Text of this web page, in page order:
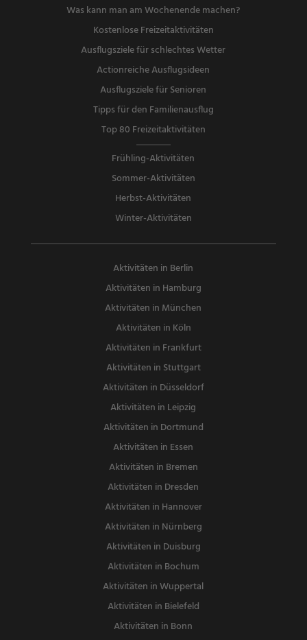
Was kann man am Wochenende machen?
Kostenlose Freizeitaktivitäten
Ausflugsziele für schlechtes Wetter
Actionreiche Ausflugsideen
Ausflugsziele für Senioren
Tipps für den Familienausflug
Top 80 Freizeitaktivitäten
Frühling-Aktivitäten
Sommer-Aktivitäten
Herbst-Aktivitäten
Winter-Aktivitäten
Aktivitäten in Berlin
Aktivitäten in Hamburg
Aktivitäten in München
Aktivitäten in Köln
Aktivitäten in Frankfurt
Aktivitäten in Stuttgart
Aktivitäten in Düsseldorf
Aktivitäten in Leipzig
Aktivitäten in Dortmund
Aktivitäten in Essen
Aktivitäten in Bremen
Aktivitäten in Dresden
Aktivitäten in Hannover
Aktivitäten in Nürnberg
Aktivitäten in Duisburg
Aktivitäten in Bochum
Aktivitäten in Wuppertal
Aktivitäten in Bielefeld
Aktivitäten in Bonn